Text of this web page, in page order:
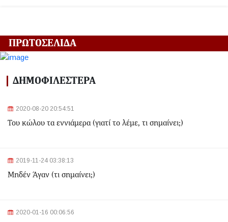
Αλλαγές στα δρομολόγια του Μετρό και του Τραμ λόγω
2024-03-22 11:07:47
Ομόνοια: Ριφιφί σε κοσμηματοπωλείο - Άρπαξαν
2024-03-22 10:52:10
Σεισμός 4,7 Ρίχτερ ανοιχτά της Κέρκυρας
ΠΡΩΤΟΣΕΛΙΔΑ
ΔΗΜΟΦΙΛΕΣΤΕΡΑ
2020-08-20 20:54:51
Του κώλου τα εννιάμερα (γιατί το λέμε, τι σημαίνει;)
2019-11-24 03:38:13
Μηδέν Άγαν (τι σημαίνει;)
2020-01-16 00:06:56